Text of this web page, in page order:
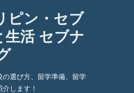
ピン・セブ
生活 セブナ
の選び方、留学準備、留学
します！